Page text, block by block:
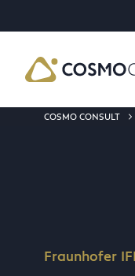
COSMO CONSULT
Fraunhofer